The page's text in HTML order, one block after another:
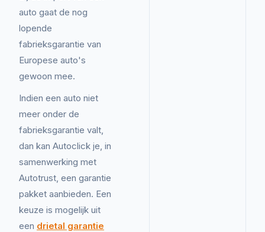
auto gaat de nog
lopende
fabrieksgarantie van
Europese auto's
gewoon mee.
Indien een auto niet
meer onder de
fabrieksgarantie valt,
dan kan Autoclick je, in
samenwerking met
Autotrust, een garantie
pakket aanbieden. Een
keuze is mogelijk uit
een drietal garantie